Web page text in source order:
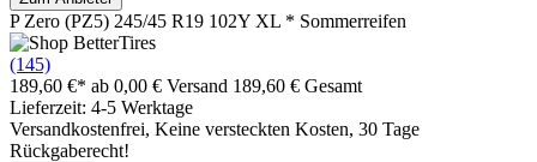
P Zero (PZ5) 245/45 R19 102Y XL * Sommerreifen
(145)
189,60 €* ab 0,00 € Versand 189,60 € Gesamt
Lieferzeit: 4-5 Werktage
Versandkostenfrei, Keine versteckten Kosten, 30 Tage
Rückgaberecht!